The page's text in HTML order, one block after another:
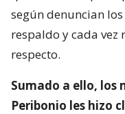
según denuncian
respaldo y cada vez
respecto.
Sumado a ello, los
Peribonio les hizo